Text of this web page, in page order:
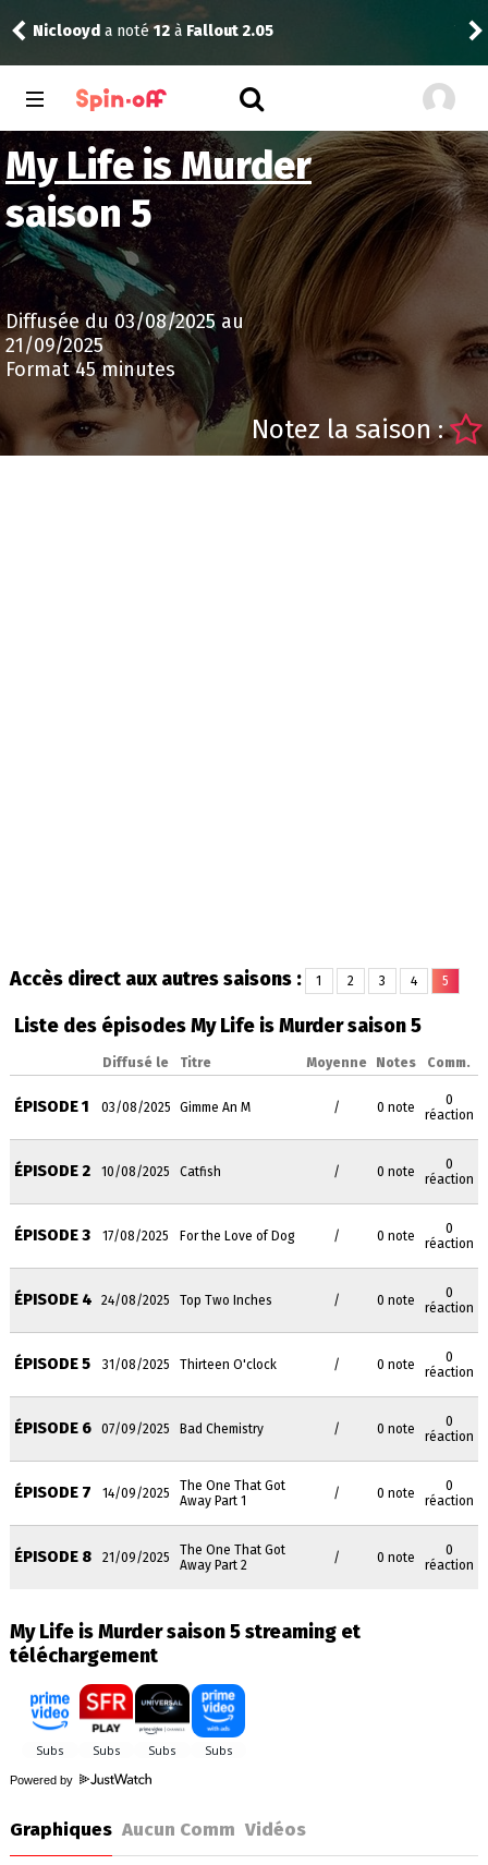
Niclooyd a noté12 à Fallout 2.05
My Life is Murder
saison 5
Diffusée du 03/08/2025 au
21/09/2025
Format 45 minutes
Notez la saison :
Accès direct aux autres saisons : 1 2 3 4 5
Liste des épisodes My Life is Murder saison 5
Diffusé le Titre Moyenne Notes Comm.
ÉPISODE 1 03/08/2025 Gimme An M / 0 note
0
réaction
ÉPISODE 2 10/08/2025 Catfish / 0 note
0
réaction
ÉPISODE 3 17/08/2025 For the Love of Dog / 0 note
0
réaction
ÉPISODE 4 24/08/2025 Top Two Inches / 0 note
0
réaction
ÉPISODE 5 31/08/2025 Thirteen O'clock / 0 note
0
réaction
ÉPISODE 6 07/09/2025 Bad Chemistry / 0 note
0
réaction
ÉPISODE 7 14/09/2025
The One That Got
Away Part 1
/ 0 note
0
réaction
ÉPISODE 8 21/09/2025
The One That Got
Away Part 2
/ 0 note
0
réaction
My Life is Murder saison 5 streaming et
téléchargement
Powered by
Graphiques Aucun Comm Vidéos